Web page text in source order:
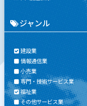
ジャンル
建設業
情報通信業
小売業
専門・技術サービス業
福祉業
その他サービス業